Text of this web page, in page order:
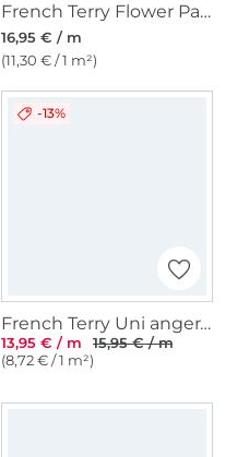
French Terry Flower Paradise, marine
16,95 € / m
(11,30 € / 1 m²)
-13%
French Terry Uni angeraut, indigoblau
13,95 € / m
15,95 € / m
(8,72 € / 1 m²)